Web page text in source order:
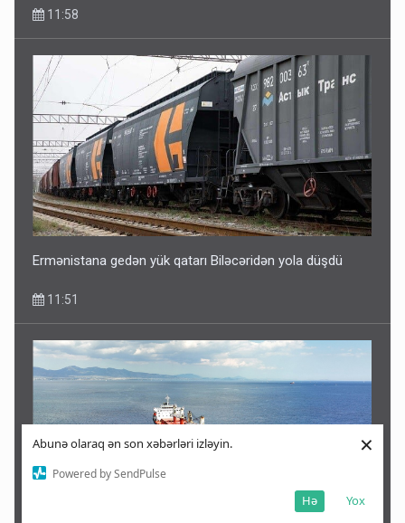
Abunə olaraq ən son xəbərləri izləyin.
Powered by SendPulse
Yox
Hə
×
11:58
Ermənistana gedən yük qatarı Biləcəridən yola düşdü
11:51